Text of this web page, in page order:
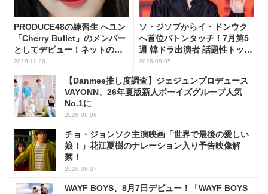
PRODUCE48の練習生 へユン
「Cherry Bullet」のメンバー
としてデビュー！ネットの声
とは?
2018.11.26
ソ・ジソブからイ・ドンウク
へ首位バトンタッチ！7月第5
週 韓ドラ出演者 話題性トップ
5
2026.08.05
【Danmee推し度調査】ジェジュンプロデュース
VAYONN、26年夏版新人ボーイズグループ人気
No.1に
2026.08.06
チョ・ジョンソク主演映画「世界で最後の愛しい
娘！」花江夏樹のナレーション入り予告映像解
禁！
2026.08.07
WAYF BOYS、8月7日デビュー！「WAYF BOYS